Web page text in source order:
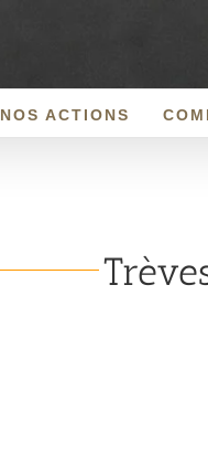
NOS ACTIONS